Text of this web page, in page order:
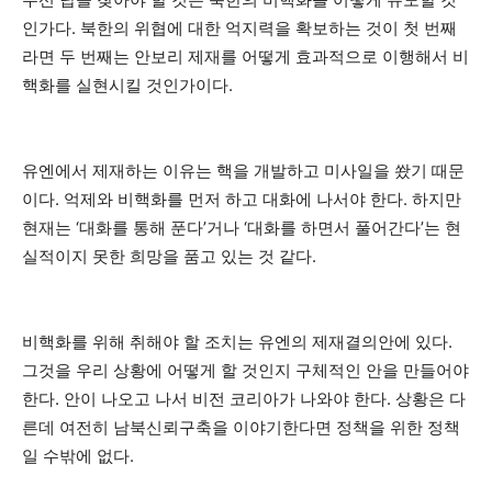
인가다. 북한의 위협에 대한 억지력을 확보하는 것이 첫 번째
라면 두 번째는 안보리 제재를 어떻게 효과적으로 이행해서 비
핵화를 실현시킬 것인가이다.
유엔에서 제재하는 이유는 핵을 개발하고 미사일을 쐈기 때문
이다. 억제와 비핵화를 먼저 하고 대화에 나서야 한다. 하지만
현재는 ‘대화를 통해 푼다’거나 ‘대화를 하면서 풀어간다’는 현
실적이지 못한 희망을 품고 있는 것 같다.
비핵화를 위해 취해야 할 조치는 유엔의 제재결의안에 있다.
그것을 우리 상황에 어떻게 할 것인지 구체적인 안을 만들어야
한다. 안이 나오고 나서 비전 코리아가 나와야 한다. 상황은 다
른데 여전히 남북신뢰구축을 이야기한다면 정책을 위한 정책
일 수밖에 없다.